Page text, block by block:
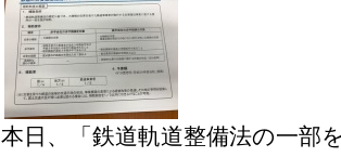
本日、「鉄道軌道整備法の一部